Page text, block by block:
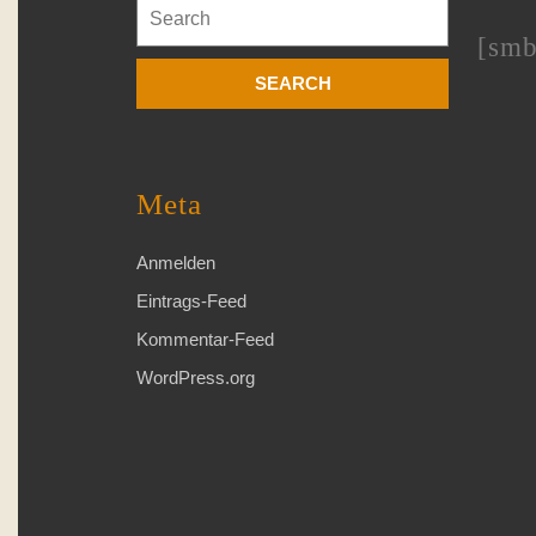
for:
Meta
Anmelden
Eintrags-Feed
Kommentar-Feed
WordPress.org